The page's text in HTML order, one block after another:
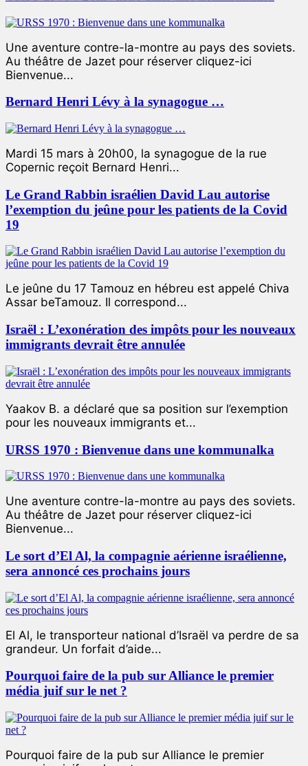
Une aventure contre-la-montre au pays des soviets.
Au théâtre de Jazet pour réserver cliquez-ici
Bienvenue...
Bernard Henri Lévy à la synagogue …
Mardi 15 mars à 20h00, la synagogue de la rue
Copernic reçoit Bernard Henri...
Le Grand Rabbin israélien David Lau autorise
l’exemption du jeûne pour les patients de la Covid
19
Le jeûne du 17 Tamouz en hébreu est appelé Chiva
Assar beTamouz. Il correspond...
Israël : L’exonération des impôts pour les nouveaux
immigrants devrait être annulée
Yaakov B. a déclaré que sa position sur l’exemption
pour les nouveaux immigrants et...
URSS 1970 : Bienvenue dans une kommunalka
Une aventure contre-la-montre au pays des soviets.
Au théâtre de Jazet pour réserver cliquez-ici
Bienvenue...
Le sort d’El Al, la compagnie aérienne israélienne,
sera annoncé ces prochains jours
El Al, le transporteur national d’Israël va perdre de sa
grandeur. Un forfait d’aide...
Pourquoi faire de la pub sur Alliance le premier
média juif sur le net ?
Pourquoi faire de la pub sur Alliance le premier